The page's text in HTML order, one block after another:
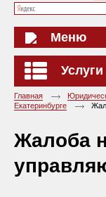
Меню
Главная
Екатеринбурге
Жалоба